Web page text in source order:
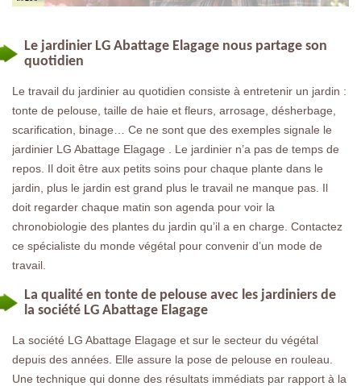
Le jardinier LG Abattage Elagage nous partage son
quotidien
Le travail du jardinier au quotidien consiste à entretenir un jardin :
tonte de pelouse, taille de haie et fleurs, arrosage, désherbage,
scarification, binage… Ce ne sont que des exemples signale le
jardinier LG Abattage Elagage . Le jardinier n’a pas de temps de
repos. Il doit être aux petits soins pour chaque plante dans le
jardin, plus le jardin est grand plus le travail ne manque pas. Il
doit regarder chaque matin son agenda pour voir la
chronobiologie des plantes du jardin qu’il a en charge. Contactez
ce spécialiste du monde végétal pour convenir d’un mode de
travail.
La qualité en tonte de pelouse avec les jardiniers de
la société LG Abattage Elagage
La société LG Abattage Elagage et sur le secteur du végétal
depuis des années. Elle assure la pose de pelouse en rouleau.
Une technique qui donne des résultats immédiats par rapport à la